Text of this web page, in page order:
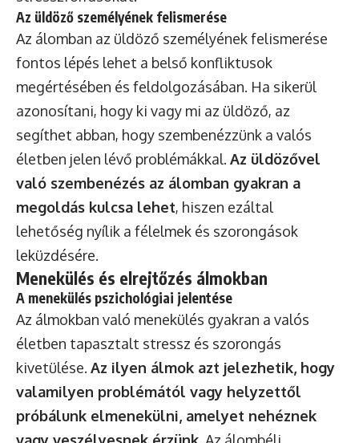
Az üldöző személyének felismerése
Az álomban az üldöző személyének felismerése
fontos lépés lehet a belső konfliktusok
megértésében és feldolgozásában. Ha sikerül
azonosítani, hogy ki vagy mi az üldöző, az
segíthet abban, hogy szembenézzünk a valós
életben jelen lévő problémákkal. Az üldözővel
való szembenézés az álomban gyakran a
megoldás kulcsa lehet, hiszen ezáltal
lehetőség nyílik a félelmek és szorongások
leküzdésére.
Menekülés és elrejtőzés álmokban
A menekülés pszichológiai jelentése
Az álmokban való menekülés gyakran a valós
életben tapasztalt stressz és szorongás
kivetülése. Az ilyen álmok azt jelezhetik, hogy
valamilyen problémától vagy helyzettől
próbálunk elmenekülni, amelyet nehéznek
vagy veszélyesnek érzünk.Az álombéli